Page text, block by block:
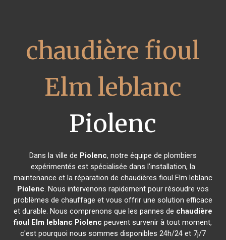
chaudière fioul
Elm leblanc
Piolenc
Dans la ville de Piolenc, notre équipe de plombiers
expérimentés est spécialisée dans l'installation, la
maintenance et la réparation de chaudières fioul Elm leblanc
Piolenc. Nous intervenons rapidement pour résoudre vos
problèmes de chauffage et vous offrir une solution efficace
et durable. Nous comprenons que les pannes de chaudière
fioul Elm leblanc Piolenc peuvent survenir à tout moment,
c'est pourquoi nous sommes disponibles 24h/24 et 7j/7